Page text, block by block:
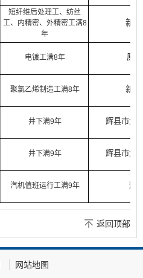
短纤维后处理工、纺丝
工、内精密、外精密工满8
年
新乡
电镀工满8年 原
聚氯乙烯制造工满8年 新乡
井下满9年 辉县市龙
井下满9年 辉县市龙
汽机值班运行工满9年 辉
返回顶部
网站地图